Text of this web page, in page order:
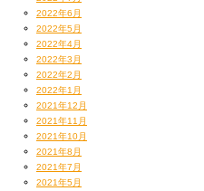
2022年6月
2022年5月
2022年4月
2022年3月
2022年2月
2022年1月
2021年12月
2021年11月
2021年10月
2021年8月
2021年7月
2021年5月